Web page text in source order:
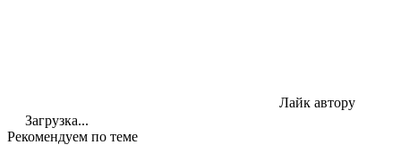
Лайк автору
Загрузка...
Рекомендуем по теме